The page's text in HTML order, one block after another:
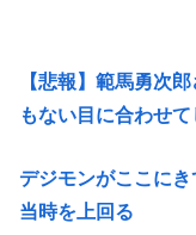
【悲報】範馬勇次
もない目に合わせて
デジモンがここに
当時を上回る